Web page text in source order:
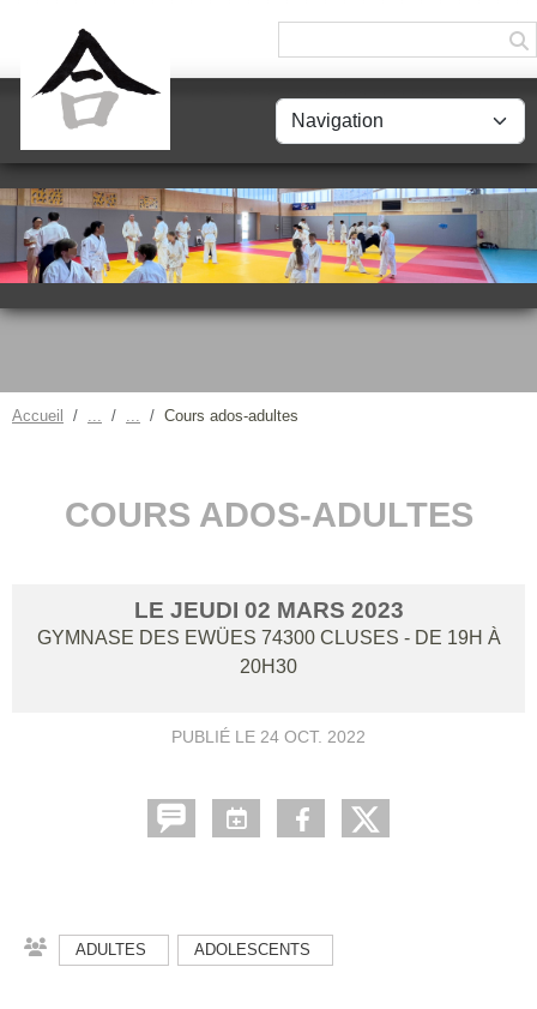
Accueil Cours ados-adultes
COURS ADOS-ADULTES
LE JEUDI 02 MARS 2023
GYMNASE DES EWÜES 74300 CLUSES - DE 19H À
20H30
PUBLIÉ LE 24 OCT. 2022
ADULTES ADOLESCENTS